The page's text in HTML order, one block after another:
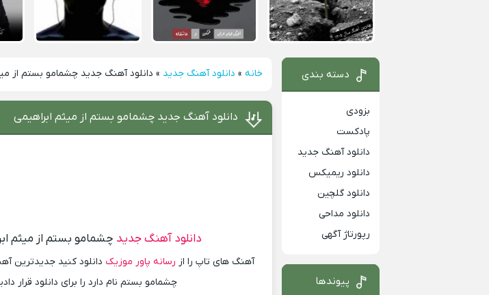
خانه » دانلود آهنگ جدید » دانلود آهنگ جدید چشمامو بستم از
دانلود آهنگ جدید چشمامو بستم از میثم ابراهیمی
دانلود آهنگ جدید چشمامو بستم از میثم
آهنگ های تاپ را از رسانه پاور موزیک دانلود کنید جدیدترین
چشمامو بستم نام دارد را برای دانلود قرار
دسته بندی
بزودی
پادکست
دانلود آهنگ جدید
دانلود ریمیکس
دانلود گلچین
دانلود مداحی
رپورتاژ آگهی
پیوندها